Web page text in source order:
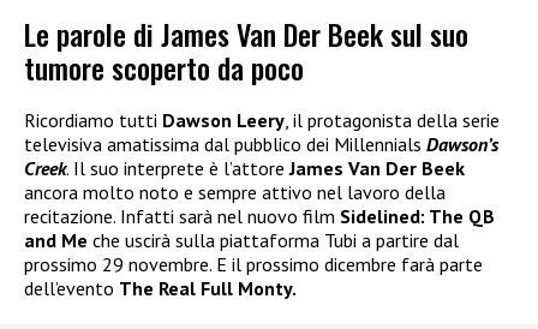
Le parole di James Van Der Beek sul suo
tumore scoperto da poco
Ricordiamo tutti Dawson Leery, il protagonista della serie
televisiva amatissima dal pubblico dei Millennials Dawson’s
Creek. Il suo interprete è l’attoreJames Van Der Beek
ancora molto noto e sempre attivo nel lavoro della
recitazione. Infatti sarà nel nuovo film Sidelined: The QB
and Me che uscirà sulla piattaforma Tubi a partire dal
prossimo 29 novembre. E il prossimo dicembre farà parte
dell’evento The Real Full Monty.